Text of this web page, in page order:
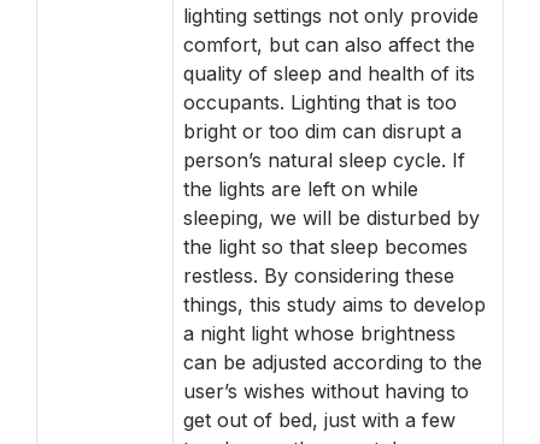
lighting settings not only provide
comfort, but can also affect the
quality of sleep and health of its
occupants. Lighting that is too
bright or too dim can disrupt a
person’s natural sleep cycle. If
the lights are left on while
sleeping, we will be disturbed by
the light so that sleep becomes
restless. By considering these
things, this study aims to develop
a night light whose brightness
can be adjusted according to the
user’s wishes without having to
get out of bed, just with a few